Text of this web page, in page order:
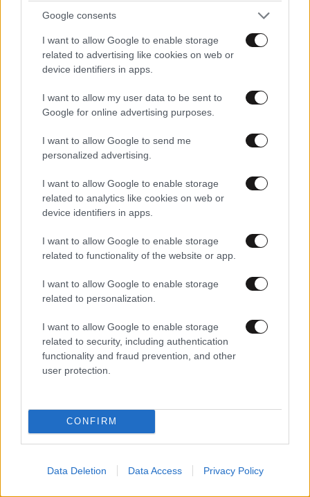
Google consents
I want to allow Google to enable storage
related to advertising like cookies on web or
device identifiers in apps.
I want to allow my user data to be sent to
Google for online advertising purposes.
I want to allow Google to send me
personalized advertising.
I want to allow Google to enable storage
related to analytics like cookies on web or
device identifiers in apps.
I want to allow Google to enable storage
related to functionality of the website or app.
I want to allow Google to enable storage
related to personalization.
I want to allow Google to enable storage
related to security, including authentication
functionality and fraud prevention, and other
user protection.
CONFIRM
Data Deletion Data Access Privacy Policy
Έρχεται πλαφόν στα πάγια των λογαριασμών
«Χρυσάφι» τα καύσιμα για τους αδειούχους:
Πότε θα πέσουν οι τιμές – «Δεν πρέπει να
συνηθίσουμε τη βενζίνη στα 2 ευρώ»